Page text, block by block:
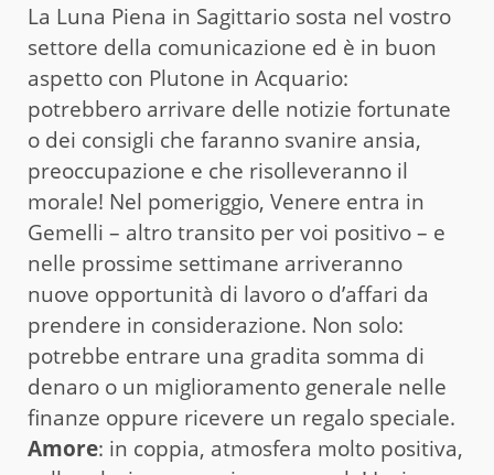
La Luna Piena in Sagittario sosta nel vostro
settore della comunicazione ed è in buon
aspetto con Plutone in Acquario:
potrebbero arrivare delle notizie fortunate
o dei consigli che faranno svanire ansia,
preoccupazione e che risolleveranno il
morale! Nel pomeriggio, Venere entra in
Gemelli – altro transito per voi positivo – e
nelle prossime settimane arriveranno
nuove opportunità di lavoro o d’affari da
prendere in considerazione. Non solo:
potrebbe entrare una gradita somma di
denaro o un miglioramento generale nelle
finanze oppure ricevere un regalo speciale.
Amore: in coppia, atmosfera molto positiva,